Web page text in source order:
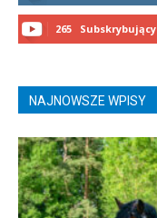
265 Subskrybujący
NAJNOWSZE WPISY